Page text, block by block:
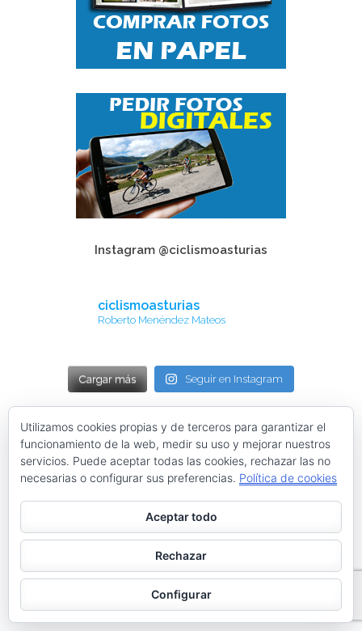
Instagram @ciclismoasturias
ciclismoasturias
Roberto Menéndez Mateos
Cargar más Seguir en Instagram
Tweets by ciclismoasturia
TODAS NUESTRAS PÁGINAS WEB
Instagram @menendezmoda
menendezmoda
Utilizamos cookies propias y de terceros para garantizar el
funcionamiento de la web, medir su uso y mejorar nuestros
servicios. Puede aceptar todas las cookies, rechazar las no
necesarias o configurar sus preferencias. Política de cookies
Aceptar todo
Rechazar
Configurar